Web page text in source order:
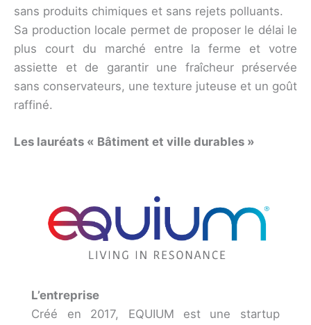
sans produits chimiques et sans rejets polluants.
Sa production locale permet de proposer le délai le
plus court du marché entre la ferme et votre
assiette et de garantir une fraîcheur préservée
sans conservateurs, une texture juteuse et un goût
raffiné.
Les lauréats « Bâtiment et ville durables »
L’entreprise
Créé en 2017, EQUIUM est une startup